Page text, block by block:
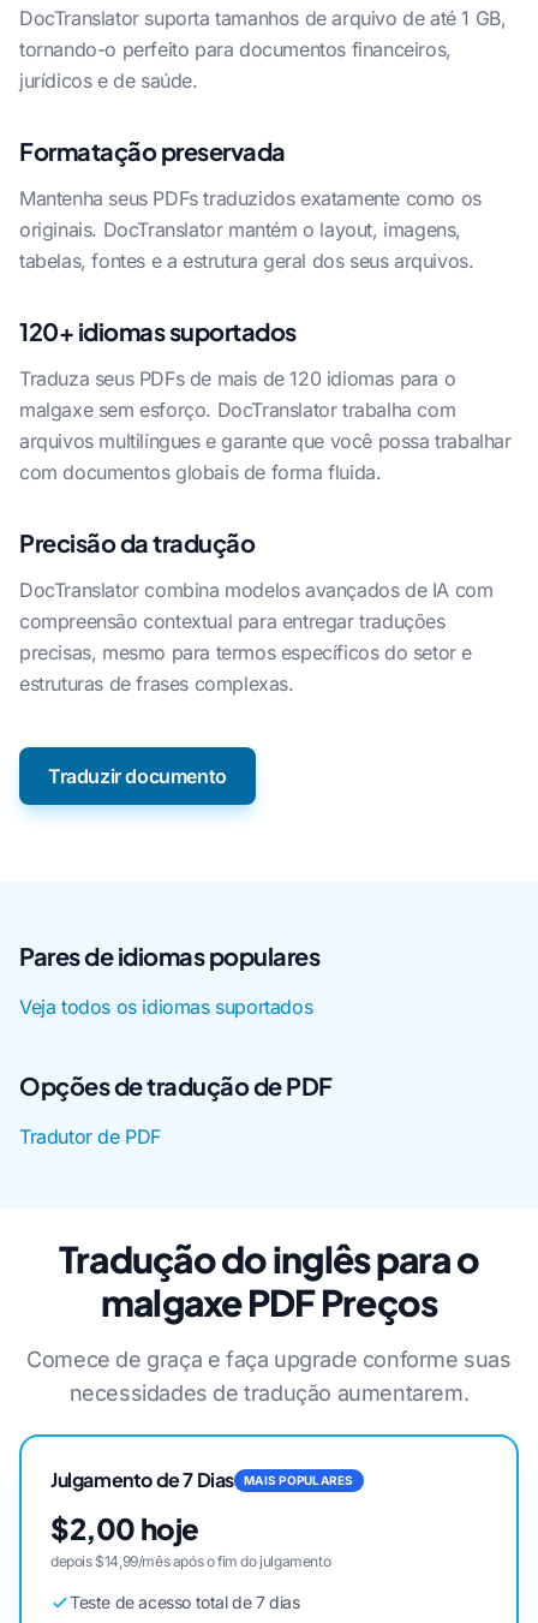
DocTranslator suporta tamanhos de arquivo de até 1 GB,
tornando-o perfeito para documentos financeiros,
jurídicos e de saúde.
Formatação preservada
Mantenha seus PDFs traduzidos exatamente como os
originais. DocTranslator mantém o layout, imagens,
tabelas, fontes e a estrutura geral dos seus arquivos.
120+ idiomas suportados
Traduza seus PDFs de mais de 120 idiomas para o
malgaxe sem esforço. DocTranslator trabalha com
arquivos multilíngues e garante que você possa trabalhar
com documentos globais de forma fluida.
Precisão da tradução
DocTranslator combina modelos avançados de IA com
compreensão contextual para entregar traduções
precisas, mesmo para termos específicos do setor e
estruturas de frases complexas.
Traduzir documento
Pares de idiomas populares
Veja todos os idiomas suportados
Opções de tradução de PDF
Tradutor de PDF
Tradução do inglês para o
malgaxe PDF Preços
Comece de graça e faça upgrade conforme suas
necessidades de tradução aumentarem.
Julgamento de 7 Dias MAIS POPULARES
$2,00 hoje
depois $14,99/mês após o fim do julgamento
Teste de acesso total de 7 dias